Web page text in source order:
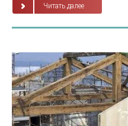
Читать далее